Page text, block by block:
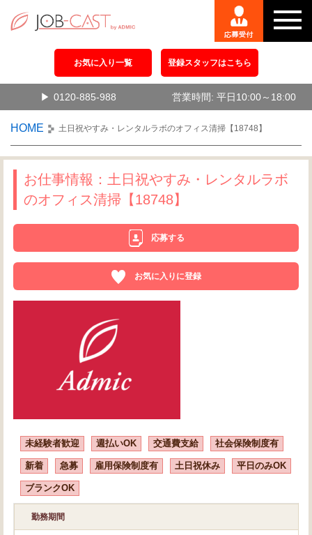
お気に入り一覧 登録スタッフはこちら
0120-885-988 営業時間: 平日10:00～18:00
HOME 土日祝やすみ・レンタルラボのオフィス清掃【18748】
お仕事情報：土日祝やすみ・レンタルラボ
のオフィス清掃【18748】
応募する
お気に入りに登録
未経験者歓迎 週払いOK 交通費支給 社会保険制度有
新着 急募 雇用保険制度有 土日祝休み 平日のみOK
ブランクOK
勤務期間